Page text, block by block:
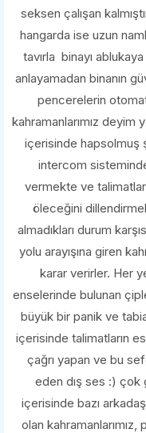
seksen çalışan
hangarda ise uzun
tavırla binayı
anlayamadan binanın
pencerelerin
kahramanlarımız
içerisinde hapsolmuş
intercom
vermekte ve
öleceğini
almadıkları durum
yolu arayışına giren
karar verirler. Her
enselerinde bulunan
büyük bir panik ve
içerisinde talimatların
çağrı yapan ve bu
eden dış ses :) çok
içerisinde bazı
olan